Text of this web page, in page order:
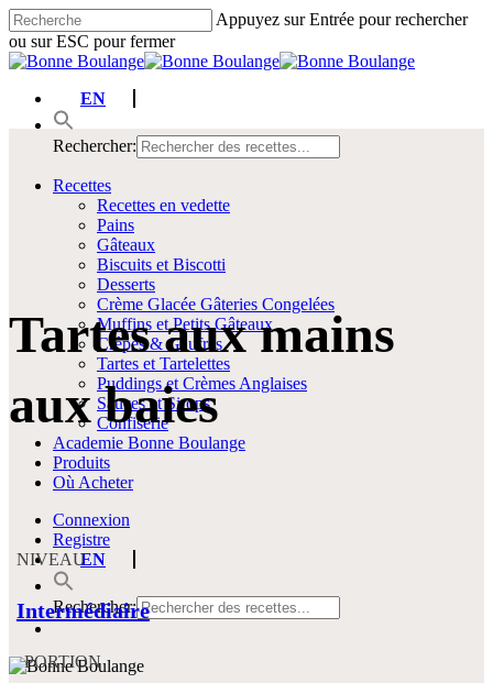
Passer
au
contenu
Appuyez sur Entrée pour rechercher
ou sur ESC pour fermer
Fermer
recherche
EN
Rechercher:
Menu
Recettes
Recettes en vedette
Pains
Gâteaux
Biscuits et Biscotti
Desserts
Crème Glacée Gâteries Congelées
Muffins et Petits Gâteaux
Crêpes & Gaufres
Tartes et Tartelettes
Puddings et Crèmes Anglaises
Sauces et Sirops
Confiserie
Academie Bonne Boulange
Produits
Où Acheter
Connexion
Registre
EN
Rechercher:
Tartes aux mains
aux baies
NIVEAU
Intermédiaire
PORTION